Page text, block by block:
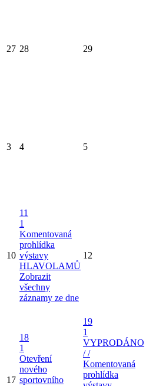
27 28 29
3 4 5
10
11
1
Komentovaná
prohlídka
výstavy
HLAVOLAMŮ
Zobrazit
všechny
záznamy ze dne
12
17
18
1
Otevření
nového
sportovního
19
1
VYPRODÁNO
/ /
Komentovaná
prohlídka